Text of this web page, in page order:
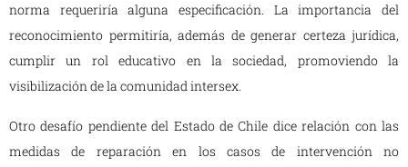
norma requeriría alguna especificación. La importancia del
reconocimiento permitiría, además de generar certeza jurídica,
cumplir un rol educativo en la sociedad, promoviendo la
visibilización de la comunidad intersex.
Otro desafío pendiente del Estado de Chile dice relación con las
medidas de reparación en los casos de intervención no